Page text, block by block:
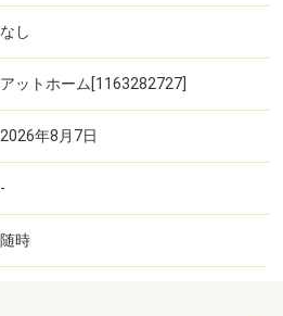
なし
アットホーム[1163282727]
2026年8月7日
-
随時